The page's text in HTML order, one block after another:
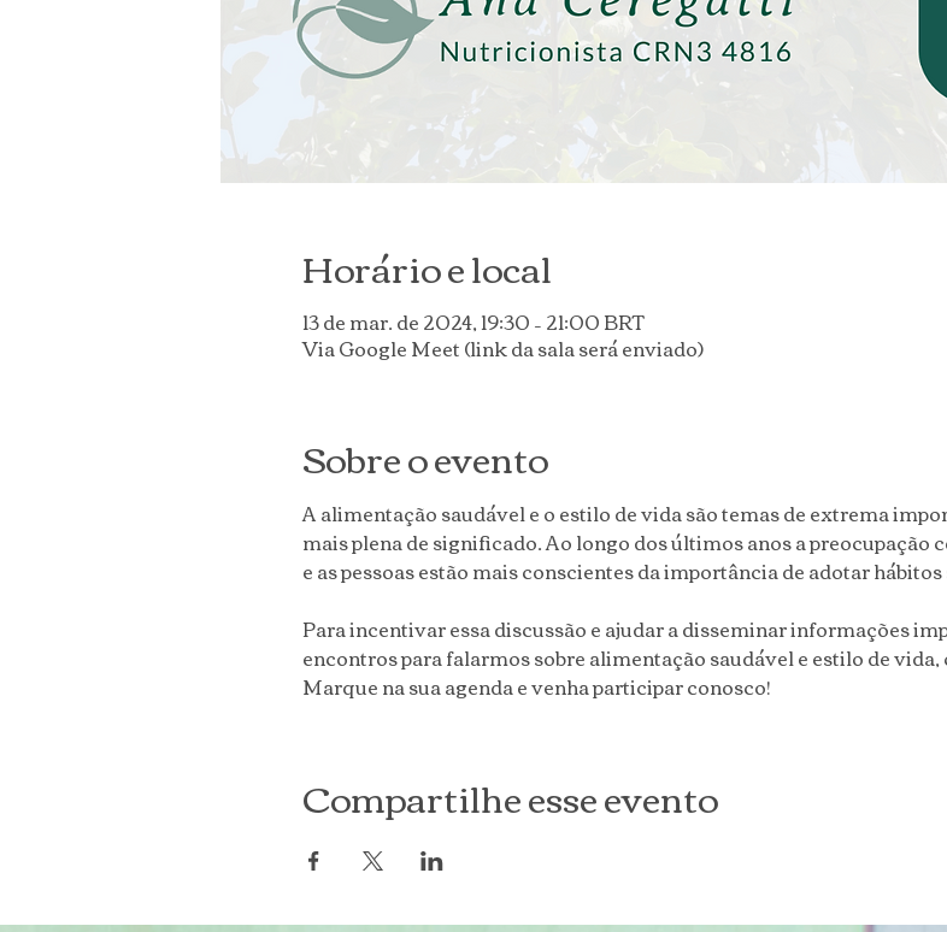
Horário e local
13 de mar. de 2024, 19:30 – 21:00 BRT
Via Google Meet (link da sala será enviado)
Sobre o evento
A alimentação saudável e o estilo de vida são temas de extrema
mais plena de significado. Ao longo dos últimos anos a preocupação
e as pessoas estão mais conscientes da importância de adotar
Para incentivar essa discussão e ajudar a disseminar informações
encontros para falarmos sobre alimentação saudável e estilo de
Marque na sua agenda e venha participar conosco!
Compartilhe esse evento